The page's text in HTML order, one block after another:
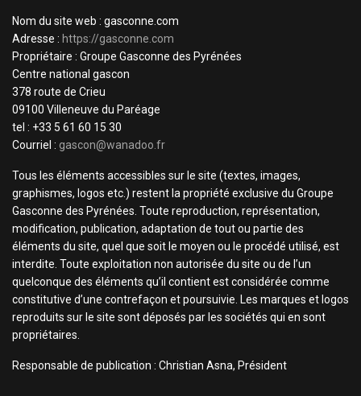
Nom du site web : gasconne.com
Adresse : https://gasconne.com
Propriétaire : Groupe Gasconne des Pyrénées
Centre national gascon
378 route de Crieu
09100 Villeneuve du Paréage
tel : +33 5 61 60 15 30
Courriel : gascon@wanadoo.fr
Tous les éléments accessibles sur le site (textes, images,
graphismes, logos etc.) restent la propriété exclusive du Groupe
Gasconne des Pyrénées. Toute reproduction, représentation,
modification, publication, adaptation de tout ou partie des
éléments du site, quel que soit le moyen ou le procédé utilisé, est
interdite. Toute exploitation non autorisée du site ou de l’un
quelconque des éléments qu’il contient est considérée comme
constitutive d’une contrefaçon et poursuivie. Les marques et logos
reproduits sur le site sont déposés par les sociétés qui en sont
propriétaires.
Responsable de publication : Christian Asna, Président